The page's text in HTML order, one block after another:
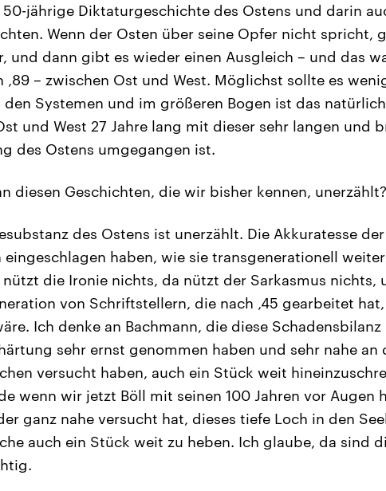
jährige Diktaturgeschichte des Ostens und darin
Wenn der Osten über seine Opfer nicht spricht,
und dann gibt es wieder einen Ausgleich – und das
‚89 – zwischen Ost und West. Möglichst sollte es
den Systemen und im größeren Bogen ist das
und West 27 Jahre lang mit dieser sehr langen und
des Ostens umgegangen ist.
diesen Geschichten, die wir bisher kennen, unerzählt?
des Ostens ist unerzählt. Die Akkuratesse
eingeschlagen haben, wie sie transgenerationell
die Ironie nichts, da nützt der Sarkasmus nichts,
von Schriftstellern, die nach ‚45 gearbeitet
Ich denke an Bachmann, die diese Schadensbilanz
sehr ernst genommen haben und sehr nahe an
versucht haben, auch ein Stück weit
wenn wir jetzt Böll mit seinen 100 Jahren vor Augen
ganz nahe versucht hat, dieses tiefe Loch in den
auch ein Stück weit zu heben. Ich glaube, da sind